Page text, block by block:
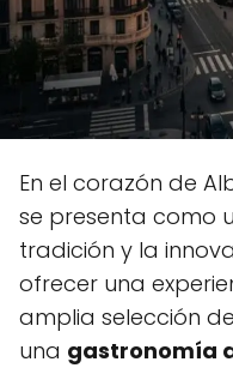
En el corazón de
se presenta como
tradición y la
ofrecer una
amplia selección de
una gastronomía